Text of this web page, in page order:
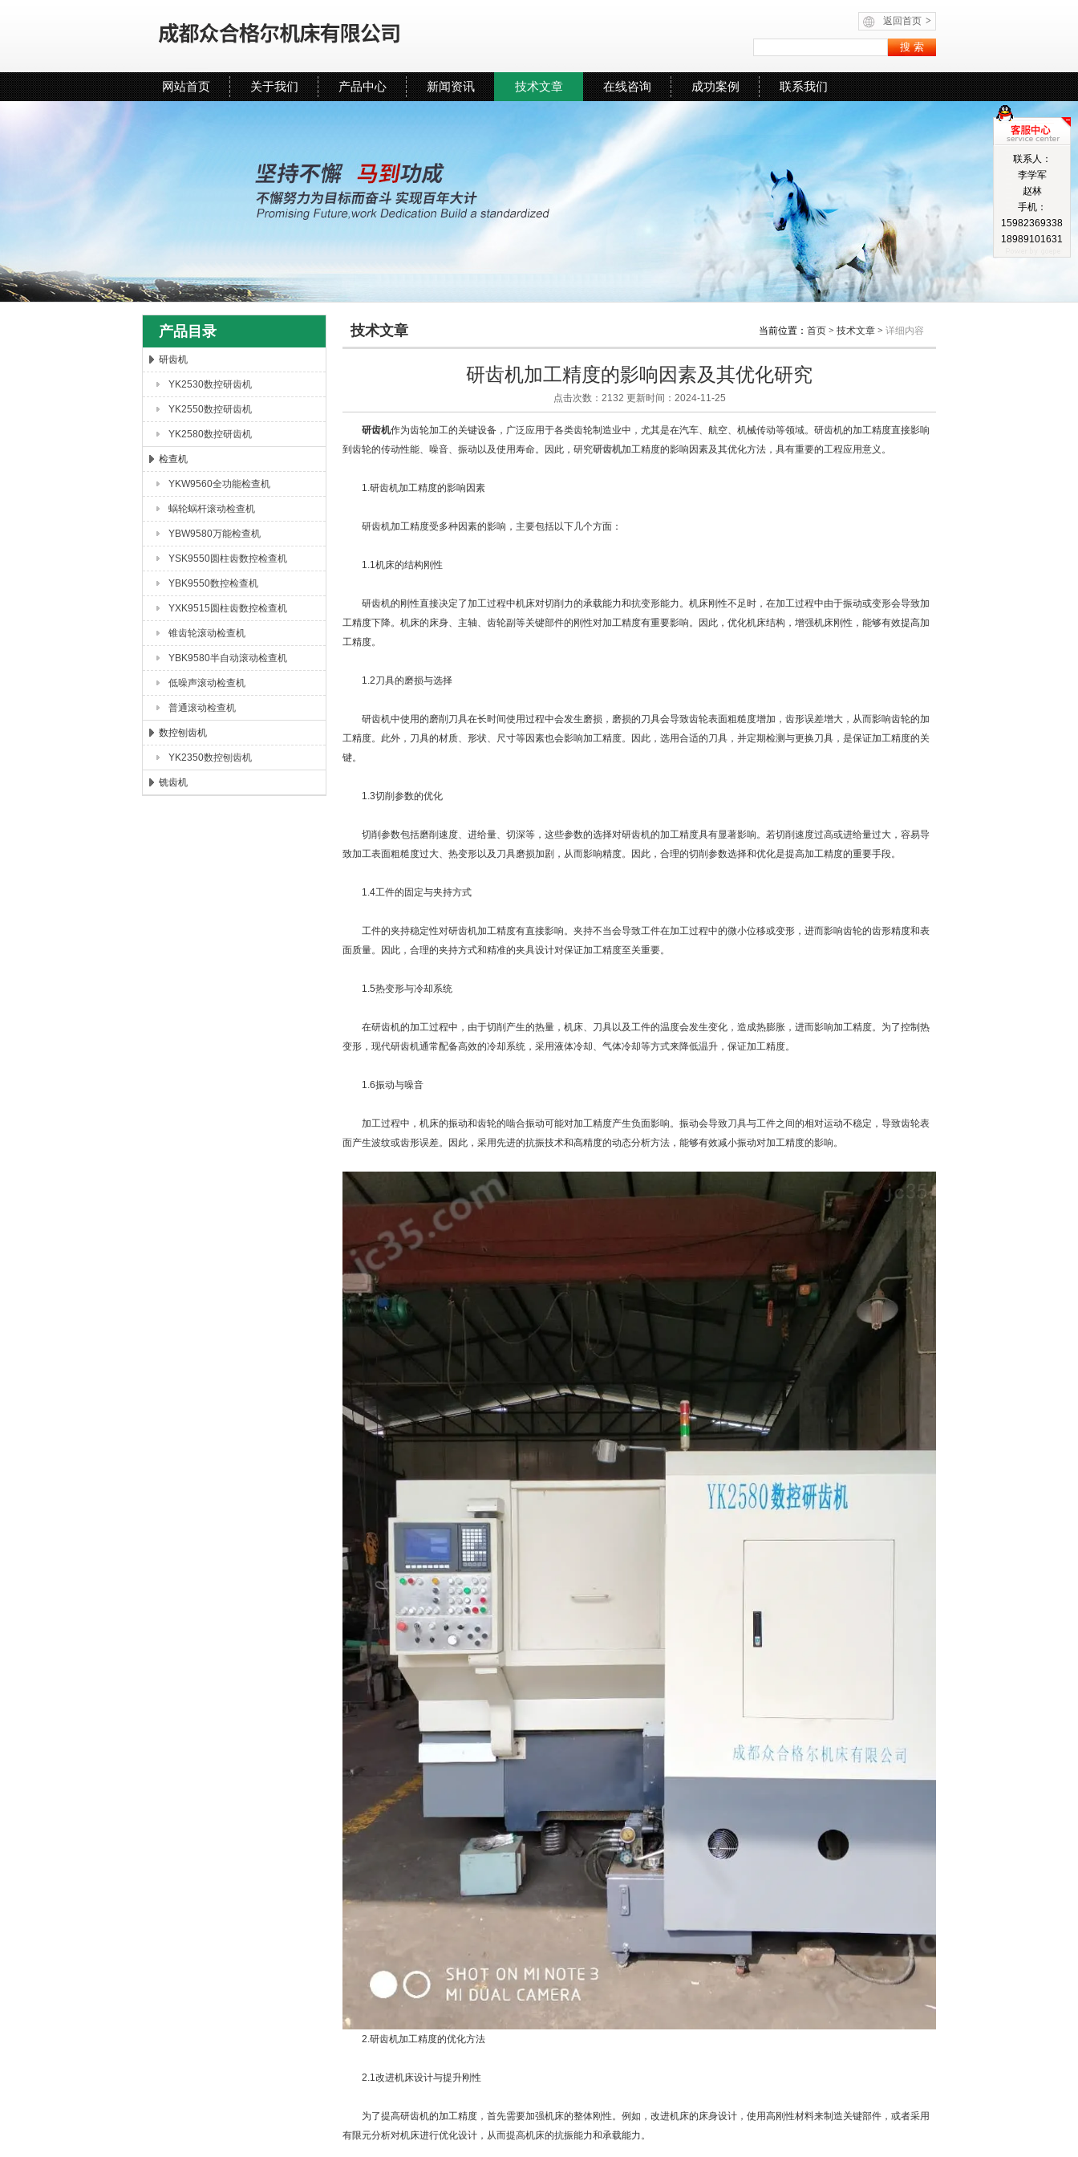
成都众合格尔机床有限公司
返回首页 >
网站首页 关于我们 产品中心 新闻资讯 技术文章 在线咨询 成功案例 联系我们
产品目录
研齿机
YK2530数控研齿机
YK2550数控研齿机
YK2580数控研齿机
检查机
YKW9560全功能检查机
蜗轮蜗杆滚动检查机
YBW9580万能检查机
YSK9550圆柱齿数控检查机
YBK9550数控检查机
YXK9515圆柱齿数控检查机
锥齿轮滚动检查机
YBK9580半自动滚动检查机
低噪声滚动检查机
普通滚动检查机
数控刨齿机
YK2350数控刨齿机
铣齿机
技术文章 当前位置： 首页 > 技术文章 > 详细内容
研齿机加工精度的影响因素及其优化研究
点击次数：2132 更新时间：2024-11-25
研齿机作为齿轮加工的关键设备，广泛应用于各类齿轮制造业中，尤其是在汽车、航空、机械传动等领域。研齿机的加工精度直接影响
到齿轮的传动性能、噪音、振动以及使用寿命。因此，研究研齿机加工精度的影响因素及其优化方法，具有重要的工程应用意义。
1.研齿机加工精度的影响因素
研齿机加工精度受多种因素的影响，主要包括以下几个方面：
1.1机床的结构刚性
研齿机的刚性直接决定了加工过程中机床对切削力的承载能力和抗变形能力。机床刚性不足时，在加工过程中由于振动或变形会导致加
工精度下降。机床的床身、主轴、齿轮副等关键部件的刚性对加工精度有重要影响。因此，优化机床结构，增强机床刚性，能够有效提高加
工精度。
1.2刀具的磨损与选择
研齿机中使用的磨削刀具在长时间使用过程中会发生磨损，磨损的刀具会导致齿轮表面粗糙度增加，齿形误差增大，从而影响齿轮的加
工精度。此外，刀具的材质、形状、尺寸等因素也会影响加工精度。因此，选用合适的刀具，并定期检测与更换刀具，是保证加工精度的关
键。
1.3切削参数的优化
切削参数包括磨削速度、进给量、切深等，这些参数的选择对研齿机的加工精度具有显著影响。若切削速度过高或进给量过大，容易导
致加工表面粗糙度过大、热变形以及刀具磨损加剧，从而影响精度。因此，合理的切削参数选择和优化是提高加工精度的重要手段。
1.4工件的固定与夹持方式
工件的夹持稳定性对研齿机加工精度有直接影响。夹持不当会导致工件在加工过程中的微小位移或变形，进而影响齿轮的齿形精度和表
面质量。因此，合理的夹持方式和精准的夹具设计对保证加工精度至关重要。
1.5热变形与冷却系统
在研齿机的加工过程中，由于切削产生的热量，机床、刀具以及工件的温度会发生变化，造成热膨胀，进而影响加工精度。为了控制热
变形，现代研齿机通常配备高效的冷却系统，采用液体冷却、气体冷却等方式来降低温升，保证加工精度。
1.6振动与噪音
加工过程中，机床的振动和齿轮的啮合振动可能对加工精度产生负面影响。振动会导致刀具与工件之间的相对运动不稳定，导致齿轮表
面产生波纹或齿形误差。因此，采用先进的抗振技术和高精度的动态分析方法，能够有效减小振动对加工精度的影响。
2.研齿机加工精度的优化方法
2.1改进机床设计与提升刚性
为了提高研齿机的加工精度，首先需要加强机床的整体刚性。例如，改进机床的床身设计，使用高刚性材料来制造关键部件，或者采用
有限元分析对机床进行优化设计，从而提高机床的抗振能力和承载能力。
联系人：
李学军
赵林
手机：
15982369338
18989101631